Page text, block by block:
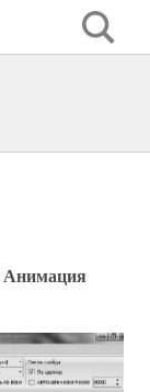
Анимация